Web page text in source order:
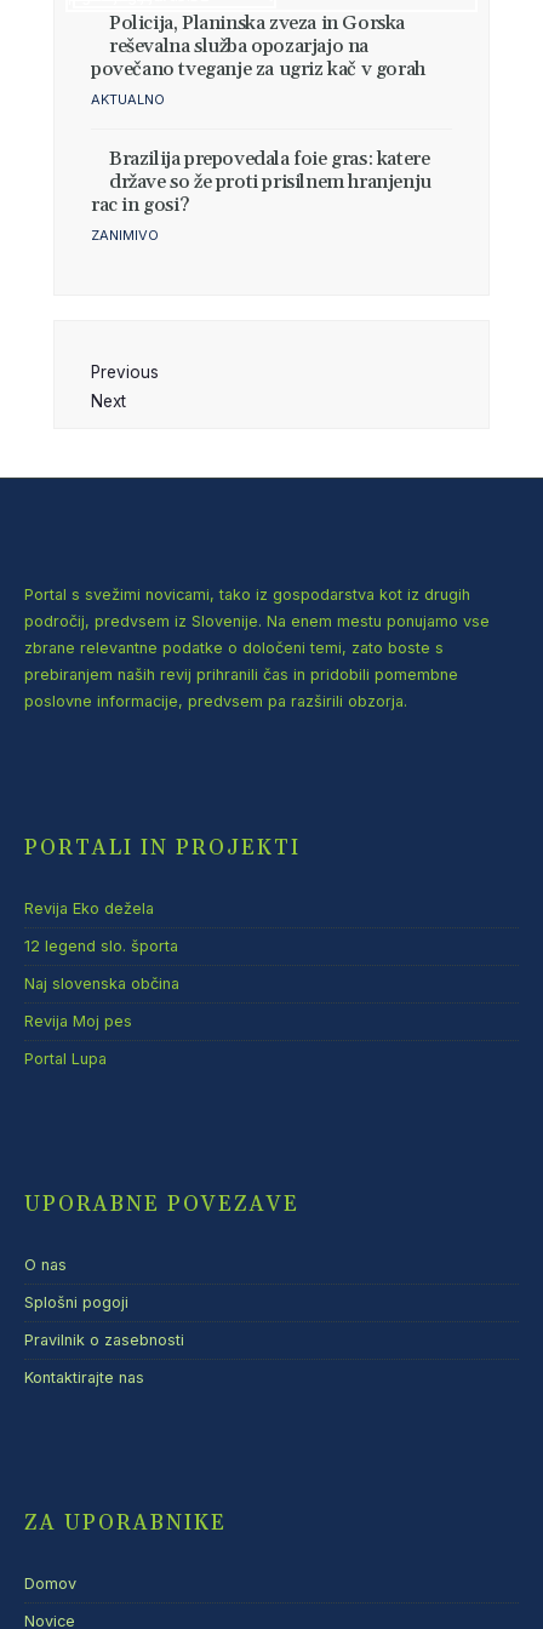
Policija, Planinska zveza in Gorska
reševalna služba opozarjajo na
povečano tveganje za ugriz kač v gorah
AKTUALNO
Brazilija prepovedala foie gras: katere
države so že proti prisilnem hranjenju
rac in gosi?
ZANIMIVO
Previous
Next
Portal s svežimi novicami, tako iz gospodarstva kot iz drugih
področij, predvsem iz Slovenije. Na enem mestu ponujamo vse
zbrane relevantne podatke o določeni temi, zato boste s
prebiranjem naših revij prihranili čas in pridobili pomembne
poslovne informacije, predvsem pa razširili obzorja.
PORTALI IN PROJEKTI
Revija Eko dežela
12 legend slo. športa
Naj slovenska občina
Revija Moj pes
Portal Lupa
UPORABNE POVEZAVE
O nas
Splošni pogoji
Pravilnik o zasebnosti
Kontaktirajte nas
ZA UPORABNIKE
Domov
Novice